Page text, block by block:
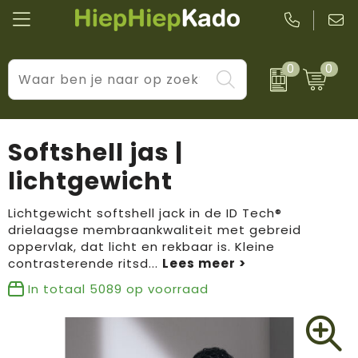
0 0
Kantoor & schrijfwaren
Wellness & verzorging
Tassen & reizen
Huis, tuin & keuken
Kleding & accessoires
Levensstijl
Prijs & impact
BIC
Boska
Brandflavours
Camelbak
Softshell jas |
lichtgewicht
Lichtgewicht softshell jack in de ID Tech®
drielaagse membraankwaliteit met gebreid
oppervlak, dat licht en rekbaar is. Kleine
contrasterende ritsd...
In totaal 5089 op voorraad